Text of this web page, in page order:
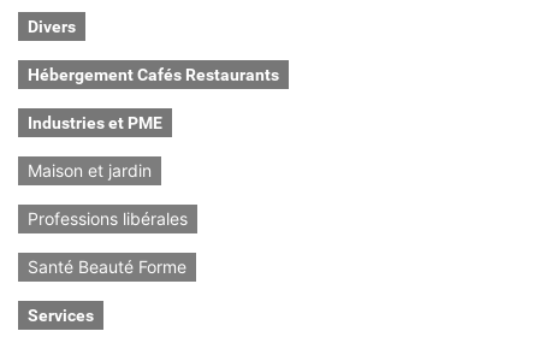
Divers
Hébergement Cafés Restaurants
Industries et PME
Maison et jardin
Professions libérales
Santé Beauté Forme
Services